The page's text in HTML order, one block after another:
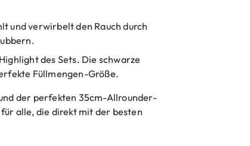
und verwirbelt den Rauch durch
des Sets. Die schwarze
Füllmengen-Größe.
der perfekten 35cm-Allrounder-
für alle, die direkt mit der besten